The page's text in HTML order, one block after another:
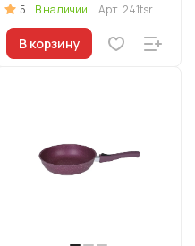
5 В наличии Арт.241tsr
В корзину